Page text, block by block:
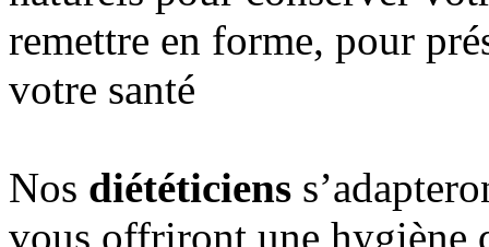
remettre en forme, pour
votre santé
Nos diététiciens
vous offriront une hygiène